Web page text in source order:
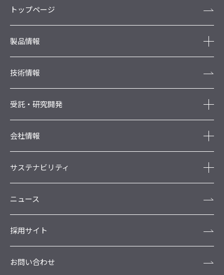
トップページ
製品情報
技術情報
受託・研究開発
会社情報
サステナビリティ
ニュース
採用サイト
お問い合わせ